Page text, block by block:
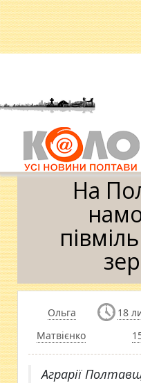
Головна » Новини »
намолотили
На
Ольга
Матвієнко
18
​Аграрії